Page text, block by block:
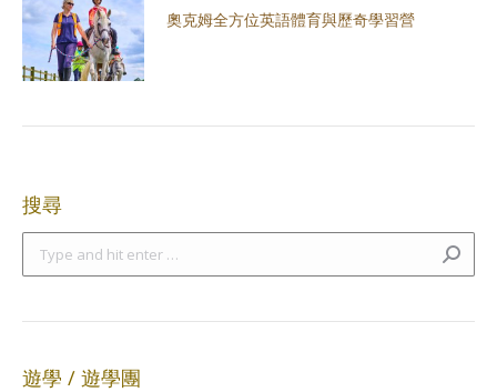
奧克姆全方位英語體育與歷奇學習營
搜尋
遊學 ∕ 遊學團